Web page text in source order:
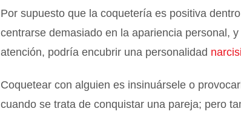
Por supuesto que la coquetería es positiva
centrarse demasiado en la apariencia personal,
atención, podría encubrir una personalidad
Coquetear con alguien es insinuársele o
cuando se trata de conquistar una pareja; pero